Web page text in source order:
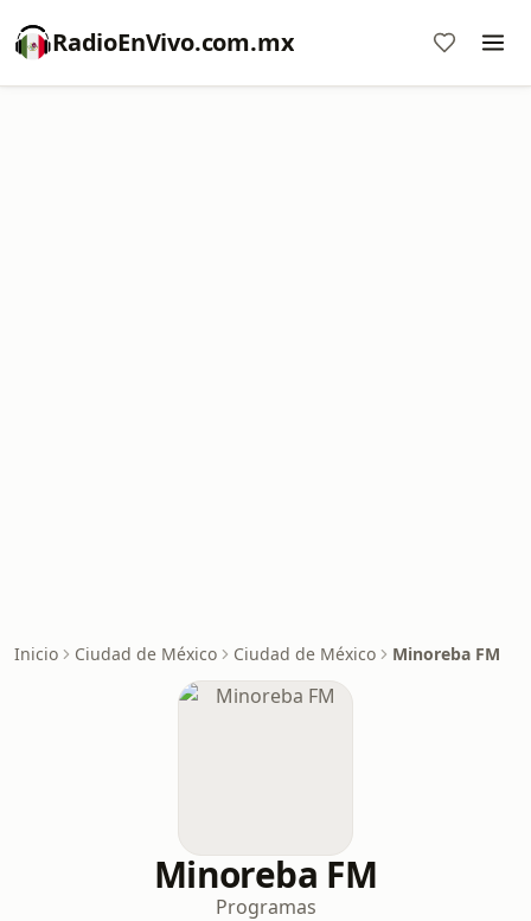
RadioEnVivo.com.mx
Inicio Ciudad de México Ciudad de México Minoreba FM
Minoreba FM
Programas